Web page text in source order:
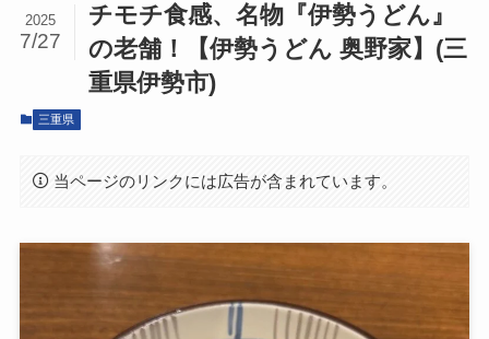
チモチ食感、名物『伊勢うどん』
の老舗！【伊勢うどん 奥野家】(三
重県伊勢市)
2025
7/27
三重県
当ページのリンクには広告が含まれています。